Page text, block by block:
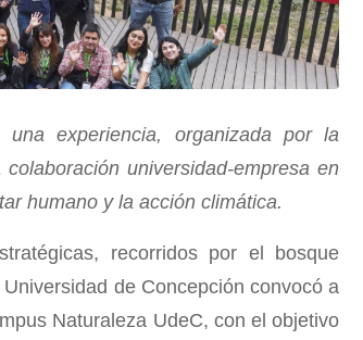
experiencia, organizada por la
universidad-empresa en
humano y la acción climática.
recorridos por el bosque
de Concepción convocó a
Naturaleza UdeC, con el objetivo